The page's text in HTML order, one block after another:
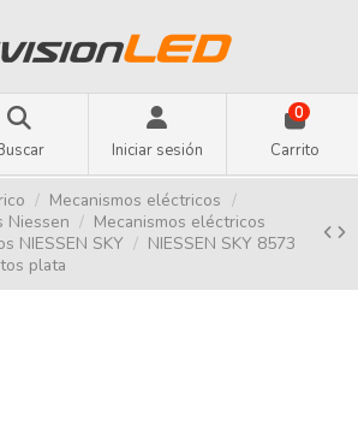
Iniciar sesión
0
Carrito
Mecanismos eléctricos
Niessen
Mecanismos eléctricos
NIESSEN SKY
NIESSEN SKY 8573
plata